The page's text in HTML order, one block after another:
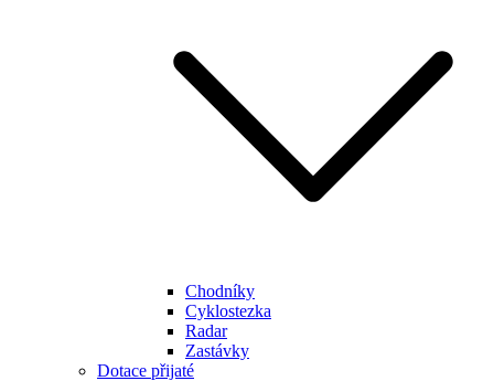
Chodníky
Cyklostezka
Radar
Zastávky
Dotace přijaté